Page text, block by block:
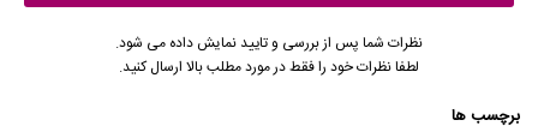
نظرات شما پس از بررسی و تایید نمایش داده می شود.
لطفا نظرات خود را فقط در مورد مطلب بالا ارسال کنید.
برچسب ها